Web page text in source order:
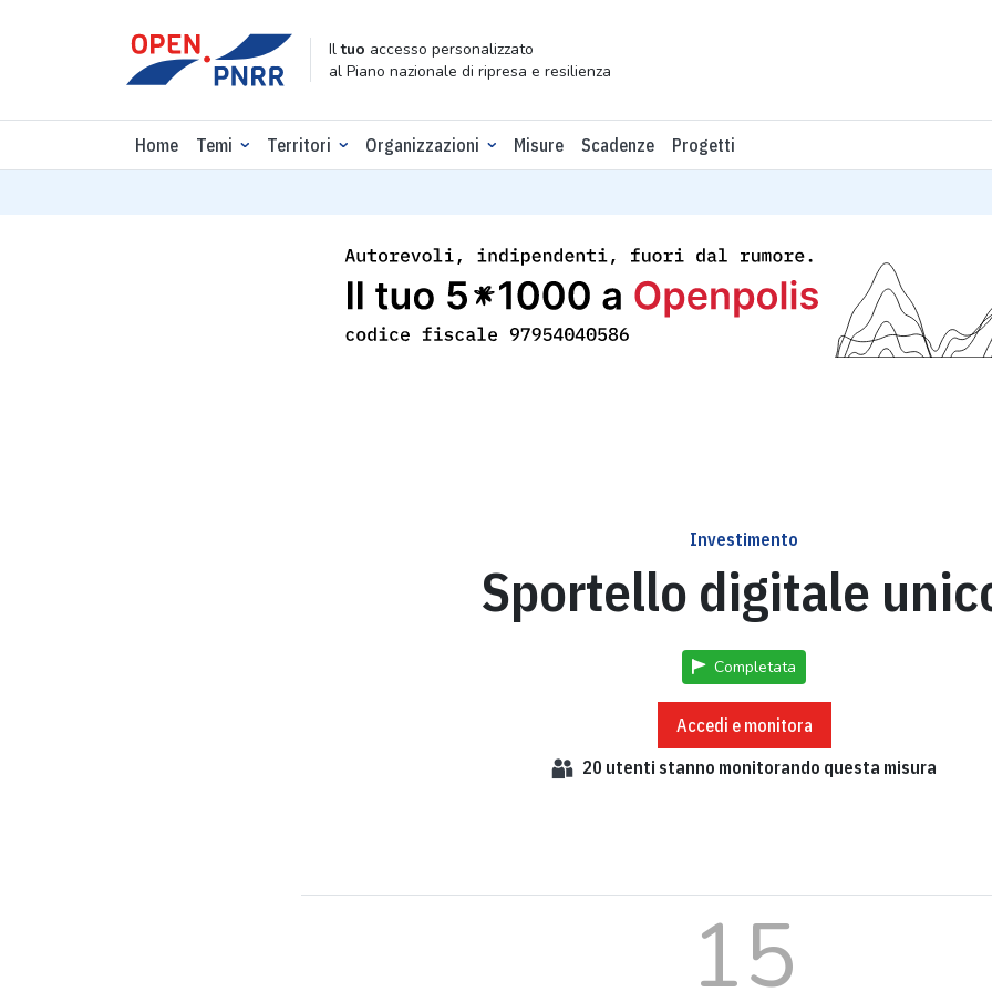
Iltuo accesso personalizzato
al Piano nazionale di ripresa e resilienza
Home Temi Territori Organizzazioni Misure Scadenze Progetti
Investimento
Sportello digitale
Completata
Accedi e monitora
20 utenti stanno monitorando questa misura
15